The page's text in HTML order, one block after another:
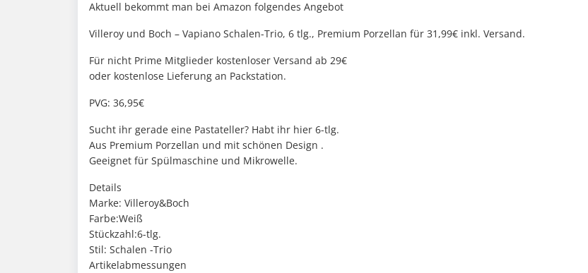
Aktuell bekommt man bei Amazon folgendes Angebot
Villeroy und Boch – Vapiano Schalen-Trio, 6 tlg., Premium Porzellan für 31,99€ inkl. Versand.
Für nicht Prime Mitglieder kostenloser Versand ab 29€
oder kostenlose Lieferung an Packstation.
PVG: 36,95€
Sucht ihr gerade eine Pastateller? Habt ihr hier 6-tlg.
Aus Premium Porzellan und mit schönen Design .
Geeignet für Spülmaschine und Mikrowelle.
Details
Marke: Villeroy&Boch
Farbe:Weiß
Stückzahl:6-tlg.
Stil: Schalen -Trio
Artikelabmessungen